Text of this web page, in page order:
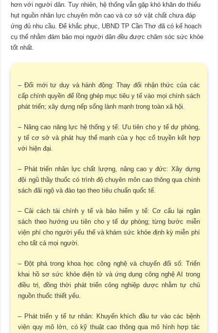
hơn với người dân. Tuy nhiên, hệ thống vẫn gặp khó khăn do thiếu
hụt nguồn nhân lực chuyên môn cao và cơ sở vật chất chưa đáp
ứng đủ nhu cầu. Để khắc phục, UBND TP Cần Thơ đã có kế hoạch
cụ thể nhằm đảm bảo mọi người dân đều được chăm sóc sức khỏe
tốt nhất.
– Đổi mới tư duy và hành động: Thay đổi nhận thức của các
cấp chính quyền để lồng ghép mục tiêu y tế vào mọi chính sách
phát triển; xây dựng nếp sống lành mạnh trong toàn xã hội.
– Nâng cao năng lực hệ thống y tế: Ưu tiên cho y tế dự phòng,
y tế cơ sở và phát huy thế mạnh của y học cổ truyền kết hợp
với hiện đại.
– Phát triển nhân lực chất lượng, nâng cao y đức: Xây dựng
đội ngũ thầy thuốc có trình độ chuyên môn cao thông qua chính
sách đãi ngộ và đào tạo theo tiêu chuẩn quốc tế.
– Cải cách tài chính y tế và bảo hiểm y tế: Cơ cấu lại ngân
sách theo hướng ưu tiên cho y tế dự phòng; từng bước miễn
viện phí cho người yếu thế và khám sức khỏe định kỳ miễn phí
cho tất cả mọi người.
– Đột phá trong khoa học công nghệ và chuyển đổi số: Triển
khai hồ sơ sức khỏe điện tử và ứng dụng công nghệ AI trong
điều trị, đồng thời phát triển công nghiệp dược nhằm tự chủ
nguồn thuốc thiết yếu.
– Phát triển y tế tư nhân: Khuyến khích đầu tư vào các bệnh
viện quy mô lớn, có kỹ thuật cao thông qua mô hình hợp tác